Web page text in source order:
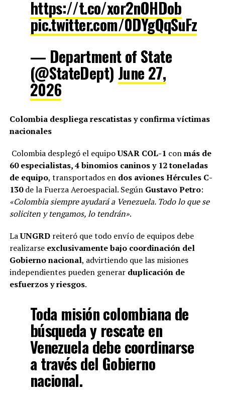
https://t.co/xor2nOHDob
pic.twitter.com/0DYgQqSuFz
— Department of State
(@StateDept) June 27,
2026
Colombia despliega rescatistas y confirma víctimas
nacionales
Colombia desplegó el equipoUSAR COL-1 conmás de
60 especialistas, 4 binomios caninos y 12 toneladas
de equipo, transportados en dos aviones Hércules C-
130de la Fuerza Aeroespacial. Según Gustavo Petro:
«Colombia siempre ayudará a Venezuela. Todo lo que se
soliciten y tengamos, lo tendrán».
LaUNGRDreiteró que todo envío de equipos debe
realizarse exclusivamente bajo coordinación del
Gobierno nacional, advirtiendo que las misiones
independientes pueden generar duplicación de
esfuerzos y riesgos.
Toda misión colombiana de
búsqueda y rescate en
Venezuela debe coordinarse
a través del Gobierno
nacional.